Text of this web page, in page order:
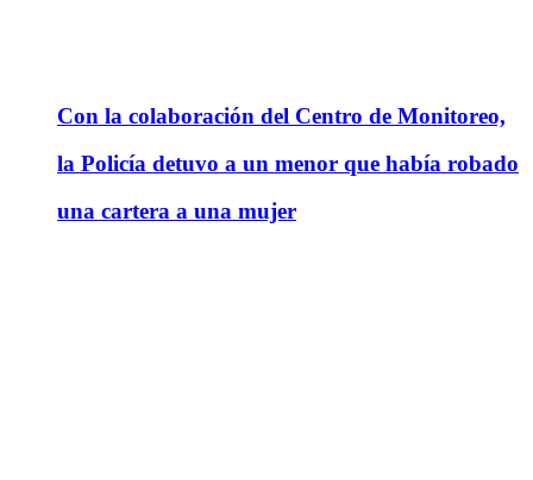
Con la colaboración del Centro de Monitoreo,
la Policía detuvo a un menor que había robado
una cartera a una mujer